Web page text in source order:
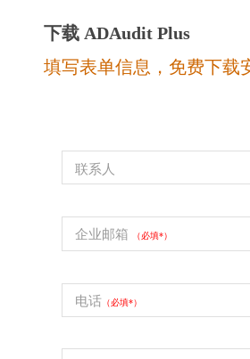
下载 ADAudit Plus
填写表单信息，免费下载
联系人
企业邮箱 （必填*）
电话（必填*）